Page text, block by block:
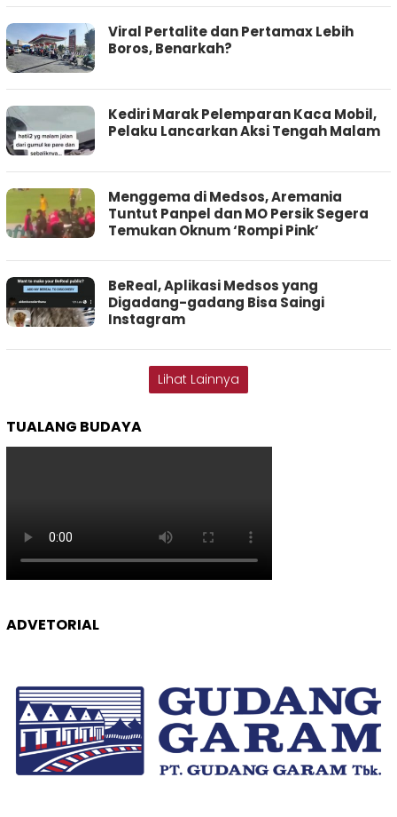
Viral Pertalite dan Pertamax Lebih
Boros, Benarkah?
Kediri Marak Pelemparan Kaca Mobil,
Pelaku Lancarkan Aksi Tengah Malam
Menggema di Medsos, Aremania
Tuntut Panpel dan MO Persik Segera
Temukan Oknum ‘Rompi Pink’
BeReal, Aplikasi Medsos yang
Digadang-gadang Bisa Saingi
Instagram
Lihat Lainnya
TUALANG BUDAYA
ADVETORIAL